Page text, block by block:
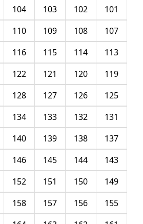
101
102
103
104
107
108
109
110
113
114
115
116
119
120
121
122
125
126
127
128
131
132
133
134
137
138
139
140
143
144
145
146
149
150
151
152
155
156
157
158